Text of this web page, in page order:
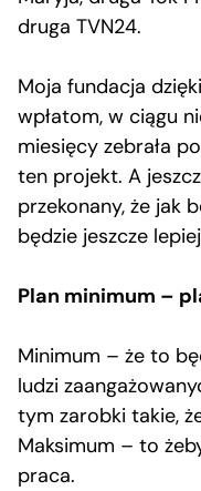
druga TVN24.
Moja fundacja
wpłatom, w ciągu
miesięcy zebrała
ten projekt. A
przekonany, że jak
będzie jeszcze
Plan minimum –
Minimum – że to
ludzi
tym zarobki takie,
Maksimum – to
praca.